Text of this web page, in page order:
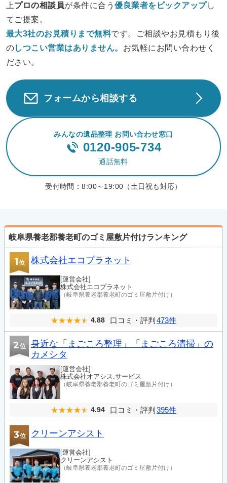
上プロの相談員が条件に合う優良業者をピックアップし
てご提案。
最大3社のお見積りまで無料です。ご相談やお見積もり後
のしつこい営業はありません。 お気軽にお問い合わせく
ださい。
フォームから相談する
みんなの遺品整理 お問い合わせ窓口
0120-905-734
通話無料
受付時間：8:00～19:00（土日祝も対応）
岐阜県養老郡養老町のゴミ屋敷片付けランキング
1位 株式会社エコプラネット
[運営会社]
株式会社エコプラネット
（岐阜県養老郡養老町のゴミ屋敷片付け）
4.88 口コミ・評判 473件
2位
身近な「まごころ整理」「まごころ清掃」の
カメシタ
[運営会社]
株式会社オアシス.サービス
（岐阜県養老郡養老町のゴミ屋敷片付け）
4.94 口コミ・評判 395件
3位 クリーンアシスト
[運営会社]
クリーンアシスト
（岐阜県養老郡養老町のゴミ屋敷片付け）